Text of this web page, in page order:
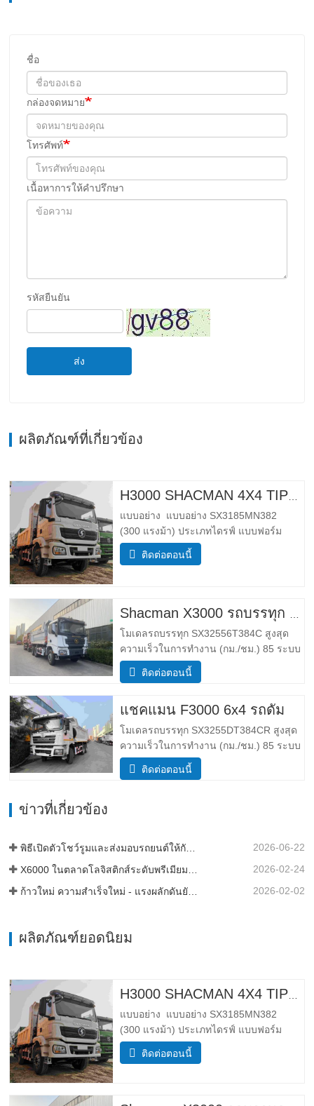
ชื่อ
กล่องจดหมาย
โทรศัพท์
เนื้อหาการให้คําปรึกษา
รหัสยืนยัน
ส่ง
ผลิตภัณฑ์ที่เกี่ยวข้อง
แบบอย่าง แบบอย่าง SX3185MN382
(300 แรงม้า) ประเภทไดรฟ์ แบบฟอร์ม
ไดรฟ์ 4*4 น้ำหนัก พารามิเตอร์น้ำหนัก
สมบูรณ์ ขอบ มวล (กก.) ลดน้ำหนัก 5500
(มม.) ขนาด (ยาว x ความกว้าง x สูง…
ติดต่อตอนนี้
โมเดลรถบรรทุก SX32556T384C สูงสุด
ความเร็วในการทำงาน (กม./ชม.) 85 ระบบ
ขับเคลื่อน 6×4 ขนาด (ยาว*กว้าง*สูง)(มม.)
โดยรวม 8385*2490*3450 ร่างกายการถ่าย
(มม.) ล่าง8ข้าง6 ระบบยกไฮดรอลิค ยก
กลางหรือยกหน้า HYVA เข้าใกล้ /…
ติดต่อตอนนี้
แชคแมน F3000 6x4 รถดั้ม
โมเดลรถบรรทุก SX3255DT384CR สูงสุด
ความเร็วในการทำงาน (กม./ชม.) 85 ระบบ
ขับเคลื่อน 6×4 ขนาด (ยาว*กว้าง*สูง)(มม.)
โดยรวม 8385*2490*3450 ร่างกายการถ่าย
ติดต่อตอนนี้
ข่าวที่เกี่ยวข้อง
2026-06-22
2026-02-24
ก้าวใหม่ ความสำเร็จใหม่ - แรงผลักดันยังคงดำเนินต่อไป 2026-02-02
ผลิตภัณฑ์ยอดนิยม
H3000 SHACMAN 4X4 TIPPER TRUCK สําหรับขาย
แบบอย่าง แบบอย่าง SX3185MN382
(300 แรงม้า) ประเภทไดรฟ์ แบบฟอร์ม
ไดรฟ์ 4*4 น้ำหนัก พารามิเตอร์น้ำหนัก
สมบูรณ์ ขอบ มวล (กก.) ลดน้ำหนัก 5500
ติดต่อตอนนี้